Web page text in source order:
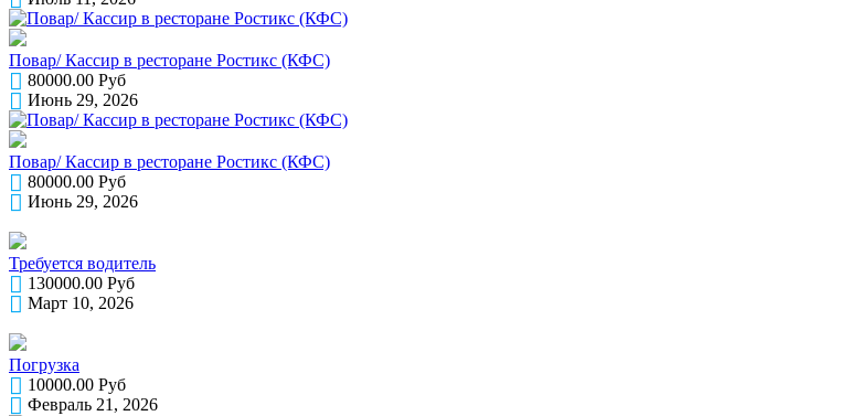
Повар/ Кассир в ресторане Ростикс (КФС)
80000.00 Руб
Июнь 29, 2026
Повар/ Кассир в ресторане Ростикс (КФС)
80000.00 Руб
Июнь 29, 2026
Требуется водитель
130000.00 Руб
Март 10, 2026
Погрузка
10000.00 Руб
Февраль 21, 2026